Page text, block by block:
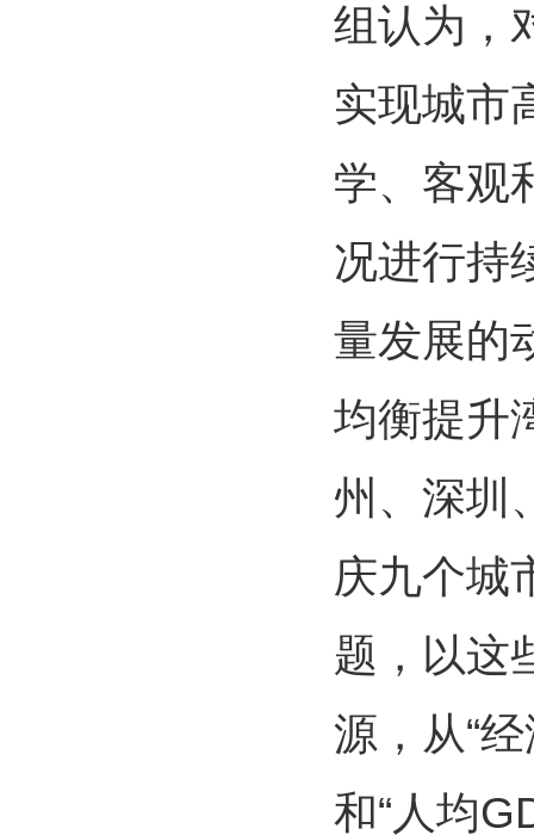
组认为，
实现城市
学、客观
况进行持
量发展的
均衡提升
州、深圳
庆九个城
题，以这
源，从“
和“人均